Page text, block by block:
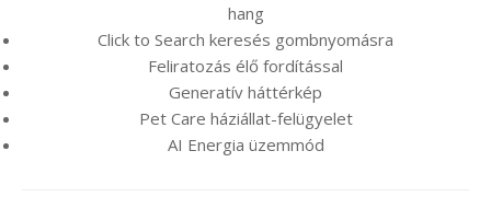
hang
Click to Search keresés gombnyomásra
Feliratozás élő fordítással
Generatív háttérkép
Pet Care háziállat-felügyelet
AI Energia üzemmód